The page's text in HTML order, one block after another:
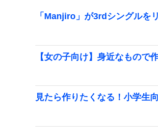
「Manjiro」が3rdシングルを
【女の子向け】身近なもので
見たら作りたくなる！小学生